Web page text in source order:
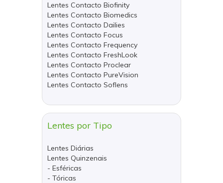
Lentes Contacto Biofinity
Lentes Contacto Biomedics
Lentes Contacto Dailies
Lentes Contacto Focus
Lentes Contacto Frequency
Lentes Contacto FreshLook
Lentes Contacto Proclear
Lentes Contacto PureVision
Lentes Contacto Soflens
Lentes por Tipo
Lentes Diárias
Lentes Quinzenais
- Esféricas
- Tóricas